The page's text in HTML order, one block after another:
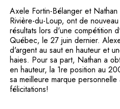
Axele Fortin-Bélanger et
Rivière-du-Loup, ont de
résultats lors d'une compétition
Québec, le 27 juin dernier.
d'argent au saut en hauteur et
haies. Pour sa part, Nathan a
en hauteur, la 1re position au
sa meilleure marque
félicitations!